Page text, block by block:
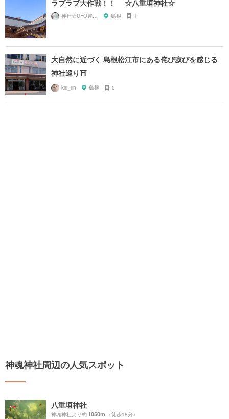
ラブラブ大作戦！！ ☆八重垣神社☆
神社☆UFO運航管理局 島根 1
大自然に近づく 島根松江市にある侘び寂びを感じる
神社巡り⛩
kiri_rin 島根 0
神魂神社周辺の人気スポット
八重垣神社
神魂神社より約1050m （徒歩18分）